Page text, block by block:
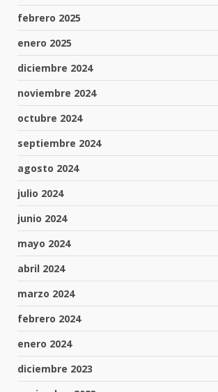
febrero 2025
enero 2025
diciembre 2024
noviembre 2024
octubre 2024
septiembre 2024
agosto 2024
julio 2024
junio 2024
mayo 2024
abril 2024
marzo 2024
febrero 2024
enero 2024
diciembre 2023